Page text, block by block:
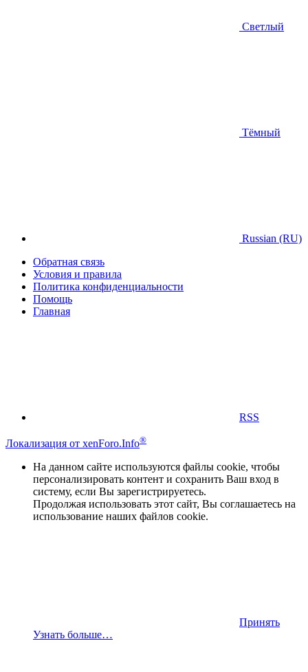
Светлый
Тёмный
Russian (RU)
Обратная связь
Условия и правила
Политика конфиденциальности
Помощь
Главная
RSS
Локализация от xenForo.Info®
На данном сайте используются файлы cookie, чтобы
персонализировать контент и сохранить Ваш вход в
систему, если Вы зарегистрируетесь.
Продолжая использовать этот сайт, Вы соглашаетесь на
использование наших файлов cookie.
Принять
Узнать больше…